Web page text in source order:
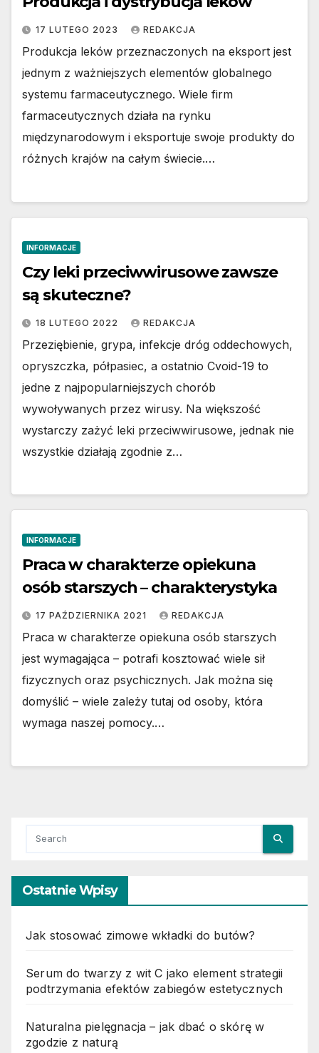
17 LUTEGO 2023 REDAKCJA
Produkcja leków przeznaczonych na eksport jest
jednym z ważniejszych elementów globalnego
systemu farmaceutycznego. Wiele firm
farmaceutycznych działa na rynku
międzynarodowym i eksportuje swoje produkty do
różnych krajów na całym świecie.…
INFORMACJE
Czy leki przeciwwirusowe zawsze
są skuteczne?
18 LUTEGO 2022 REDAKCJA
Przeziębienie, grypa, infekcje dróg oddechowych,
opryszczka, półpasiec, a ostatnio Cvoid-19 to
jedne z najpopularniejszych chorób
wywoływanych przez wirusy. Na większość
wystarczy zażyć leki przeciwwirusowe, jednak nie
wszystkie działają zgodnie z…
INFORMACJE
Praca w charakterze opiekuna
osób starszych – charakterystyka
17 PAŹDZIERNIKA 2021 REDAKCJA
Praca w charakterze opiekuna osób starszych
jest wymagająca – potrafi kosztować wiele sił
fizycznych oraz psychicznych. Jak można się
domyślić – wiele zależy tutaj od osoby, która
wymaga naszej pomocy.…
Ostatnie Wpisy
Jak stosować zimowe wkładki do butów?
Serum do twarzy z wit C jako element strategii
podtrzymania efektów zabiegów estetycznych
Naturalna pielęgnacja – jak dbać o skórę w
zgodzie z naturą